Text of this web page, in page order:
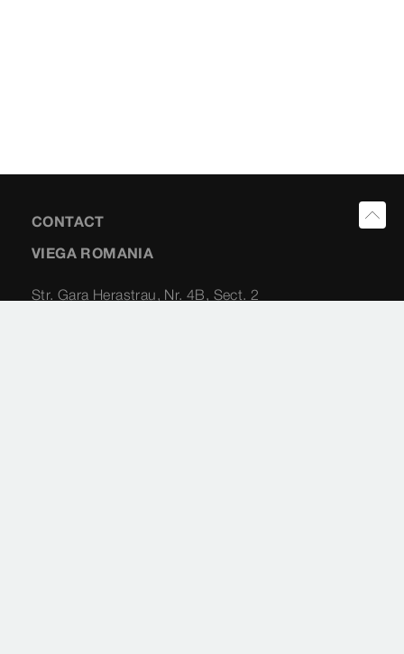
CONTACT
VIEGA ROMANIA
Str. Gara Herastrau, Nr. 4B, Sect. 2